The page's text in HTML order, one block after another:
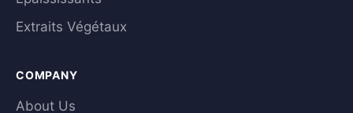
Extraits Végétaux
COMPANY
About Us